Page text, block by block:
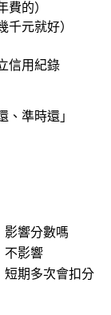
費的）
千元就好）
信用紀錄
、準時還」
影響分數嗎
不影響
短期多次會扣分